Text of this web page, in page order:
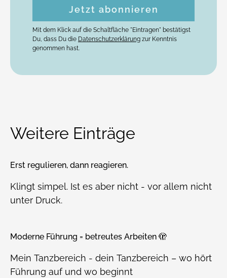
Mit dem Klick auf die Schaltfläche "Eintragen" bestätigst
Du, dass Du die Datenschutzerklärung zur Kenntnis
genommen hast.
Weitere Einträge
Erst regulieren, dann reagieren.
Klingt simpel. Ist es aber nicht - vor allem nicht
unter Druck.
Moderne Führung = betreutes Arbeiten 🫣
Mein Tanzbereich - dein Tanzbereich – wo hört
Führung auf und wo beginnt